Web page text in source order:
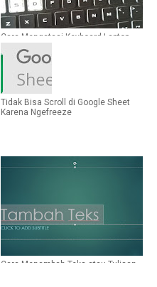
Cara Mengatasi Keyboard Laptop
Error Ditekan Lain Yang Muncul Lain
Tidak Bisa Scroll di Google Sheet
Karena Ngefreeze
Cara Menambah Teks atau Tulisan